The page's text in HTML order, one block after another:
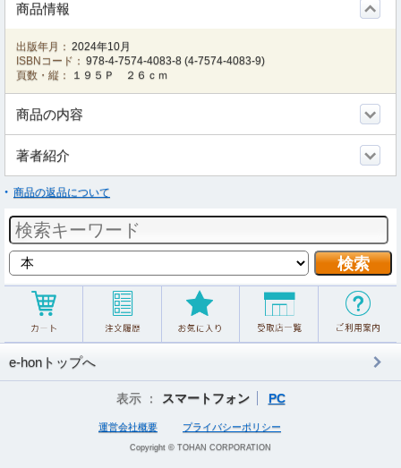
商品情報
出版年月： 2024年10月
ISBNコード： 978-4-7574-4083-8 (4-7574-4083-9)
頁数・縦：
１９５Ｐ ２６ｃｍ
商品の内容
著者紹介
商品の返品について
e-honトップへ
表示 ： スマートフォン PC
運営会社概要 プライバシーポリシー
Copyright © TOHAN CORPORATION